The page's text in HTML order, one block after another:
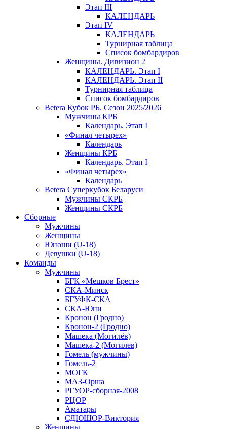
Этап III
КАЛЕНДАРЬ
Этап IV
КАЛЕНДАРЬ
Турнирная таблица
Список бомбардиров
Женщины. Дивизион 2
КАЛЕНДАРЬ. Этап I
КАЛЕНДАРЬ. Этап II
Турнирная таблица
Список бомбардиров
Betera Кубок РБ. Сезон 2025/2026
Мужчины КРБ
Календарь. Этап I
«Финал четырех»
Календарь
Женщины КРБ
Календарь. Этап I
«Финал четырех»
Календарь
Betera Суперкубок Беларуси
Мужчины СКРБ
Женщины СКРБ
Сборные
Мужчины
Женщины
Юноши (U-18)
Девушки (U-18)
Команды
Мужчины
БГК «Мешков Брест»
СКА-Минск
БГУФК-СКА
СКА-Юни
Кронон (Гродно)
Кронон-2 (Гродно)
Машека (Могилёв)
Машека-2 (Могилев)
Гомель (мужчины)
Гомель-2
МОГК
МАЗ-Орша
РГУОР-сборная-2008
РЦОР
Аматары
СДЮШОР-Виктория
Женщины